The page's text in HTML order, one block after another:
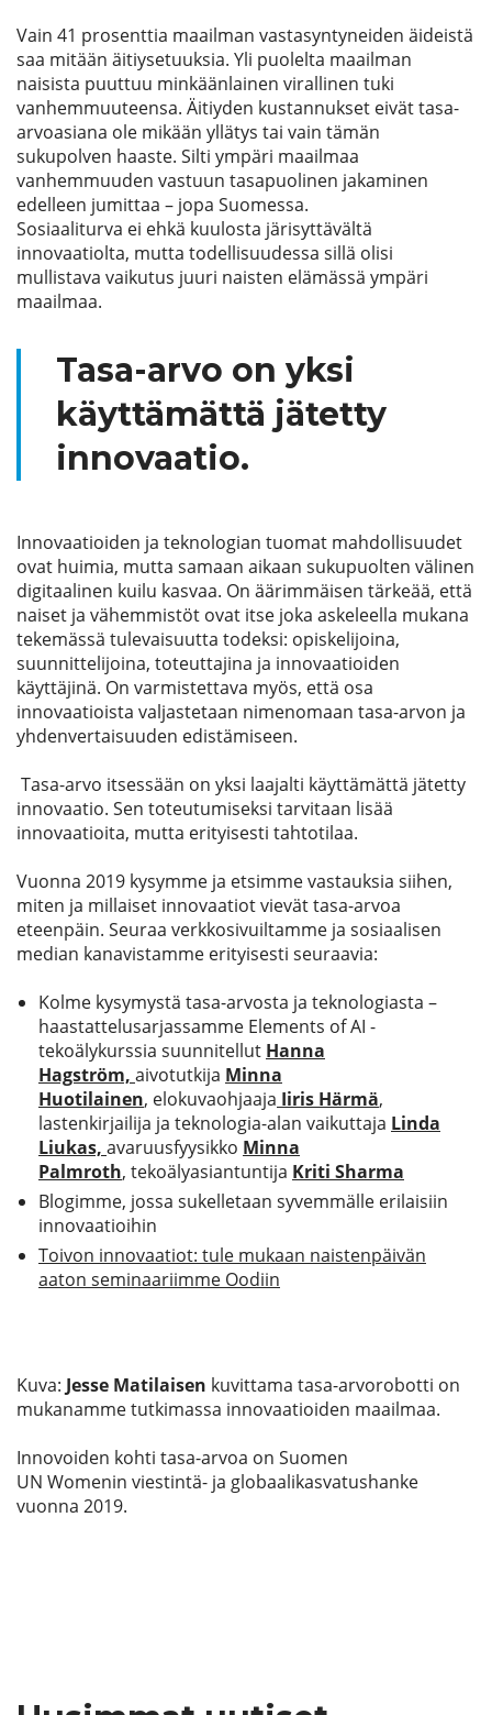
Vain 41 prosenttia maailman vastasyntyneiden äideistä
saa mitään äitiysetuuksia. Yli puolelta maailman
naisista puuttuu minkäänlainen virallinen tuki
vanhemmuuteensa. Äitiyden kustannukset eivät tasa-
arvoasiana ole mikään yllätys tai vain tämän
sukupolven haaste. Silti ympäri maailmaa
vanhemmuuden vastuun tasapuolinen jakaminen
edelleen jumittaa – jopa Suomessa.
Sosiaaliturva ei ehkä kuulosta järisyttävältä
innovaatiolta, mutta todellisuudessa sillä olisi
mullistava vaikutus juuri naisten elämässä ympäri
maailmaa.
Tasa-arvo on yksi
käyttämättä jätetty
innovaatio.
Innovaatioiden ja teknologian tuomat mahdollisuudet
ovat huimia, mutta samaan aikaan sukupuolten välinen
digitaalinen kuilu kasvaa. On äärimmäisen tärkeää, että
naiset ja vähemmistöt ovat itse joka askeleella mukana
tekemässä tulevaisuutta todeksi: opiskelijoina,
suunnittelijoina, toteuttajina ja innovaatioiden
käyttäjinä. On varmistettava myös, että osa
innovaatioista valjastetaan nimenomaan tasa-arvon ja
yhdenvertaisuuden edistämiseen.
Tasa-arvo itsessään on yksi laajalti käyttämättä jätetty
innovaatio. Sen toteutumiseksi tarvitaan lisää
innovaatioita, mutta erityisesti tahtotilaa.
Vuonna 2019 kysymme ja etsimme vastauksia siihen,
miten ja millaiset innovaatiot vievät tasa-arvoa
eteenpäin. Seuraa verkkosivuiltamme ja sosiaalisen
median kanavistamme erityisesti seuraavia:
Kolme kysymystä tasa-arvosta ja teknologiasta –
haastattelusarjassamme Elements of AI -
tekoälykurssia suunnitellut Hanna
Hagström, aivotutkija Minna
Huotilainen, elokuvaohjaaja Iiris Härmä,
lastenkirjailija ja teknologia-alan vaikuttaja Linda
Liukas, avaruusfyysikko Minna
Palmroth, tekoälyasiantuntija Kriti Sharma
Blogimme, jossa sukelletaan syvemmälle erilaisiin
innovaatioihin
Toivon innovaatiot: tule mukaan naistenpäivän
aaton seminaariimme Oodiin
Kuva: Jesse Matilaisen kuvittama tasa-arvorobotti on
mukanamme tutkimassa innovaatioiden maailmaa.
Innovoiden kohti tasa-arvoa on Suomen
UN Womenin viestintä- ja globaalikasvatushanke
vuonna 2019.